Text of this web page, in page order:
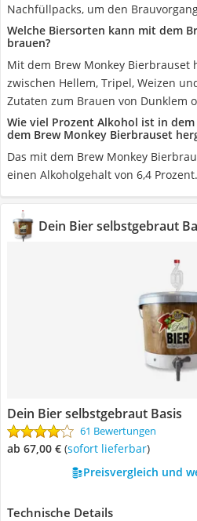
Nachfüllpacks, um den
Welche Biersorten kann mit dem
brauen?
Mit dem Brew Monkey Bierbrauset
zwischen Hellem, Tripel, Weizen
Zutaten zum Brauen von Dunklem
Wie viel Prozent Alkohol ist in
dem Brew Monkey Bierbrauset
Das mit dem Brew Monkey
einen Alkoholgehalt von 6,4 Prozent.
Dein Bier selbstgebraut
Dein Bier selbstgebraut Basis
61 Bewertungen
ab 67,00 € ( Sofort lieferbar)
Preisvergleich und
Technische Details